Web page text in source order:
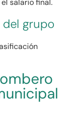
salario final.
grupo